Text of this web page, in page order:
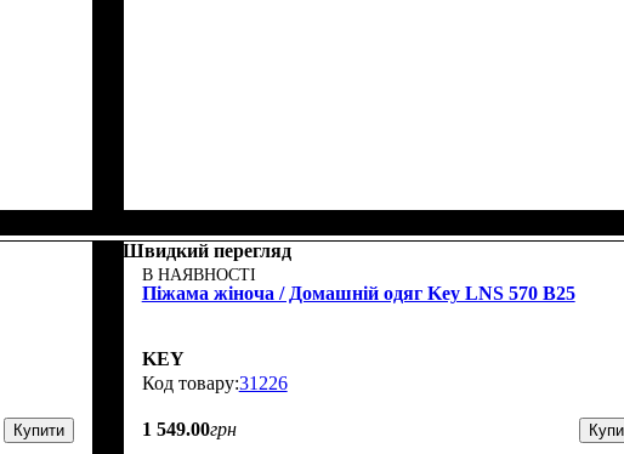
Купити
Швидкий перегляд
В НАЯВНОСТІ
Піжама жіноча / Домашній одяг Key LNS 570 B25
KEY
31226
1 549.00грн